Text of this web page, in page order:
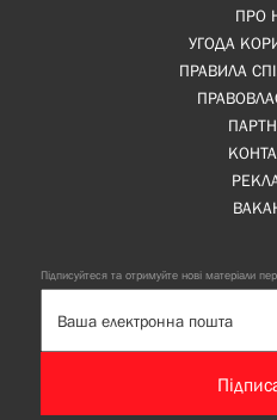
ПРО
УГОДА
ПРАВИЛА
Підписуйтеся та отримуйте нові матеріали